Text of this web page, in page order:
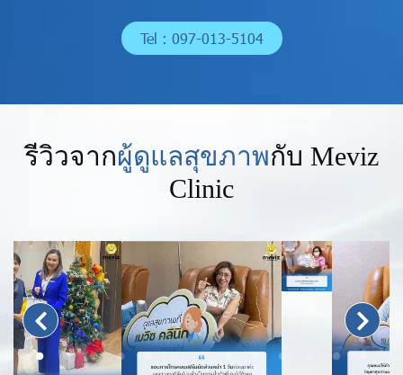
Tel : 097-013-5104
รีวิวจากผู้ดูแลสุขภาพกับ Meviz
Clinic